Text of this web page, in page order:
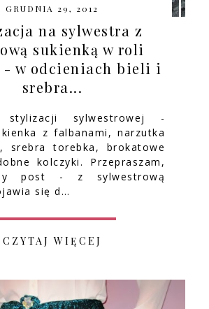
GRUDNIA 29, 2012
na sylwestra z
sukienką w roli
- w odcieniach bieli i
srebra...
stylizacji sylwestrowej -
z falbanami, narzutka
srebra torebka, brokatowe
kolczyki. Przepraszam,
post - z sylwestrową
się d…
CZYTAJ WIĘCEJ